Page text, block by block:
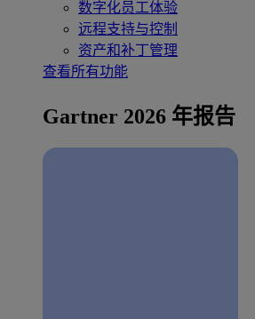
数字化员工体验
远程支持与控制
资产和补丁管理
查看所有功能
Gartner 2026 年报告